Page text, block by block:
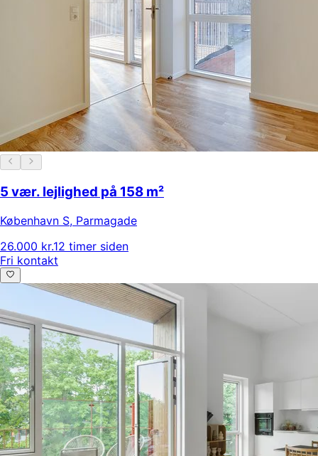
5 vær. lejlighed på 158 m²
København S, Parmagade
26.000 kr.12 timer siden
Fri kontakt